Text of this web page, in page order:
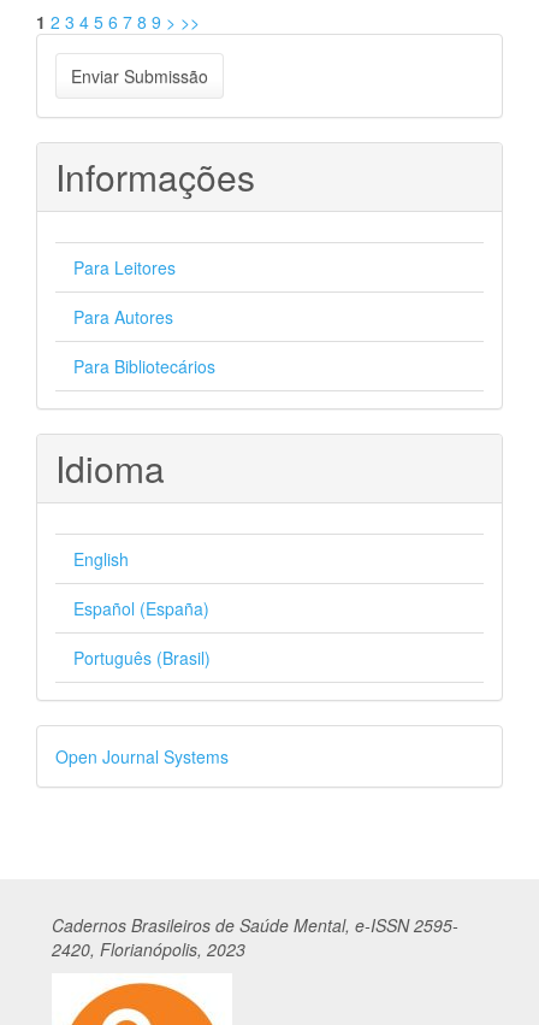
1 2 3 4 5 6 7 8 9 > >>
Enviar
Submissão
Enviar Submissão
Informações
Para Leitores
Para Autores
Para Bibliotecários
Idioma
English
Español (España)
Português (Brasil)
Desenvolvido
por
Open Journal Systems
Cadernos Brasileiros de Saúde Mental, e-ISSN 2595-
2420, Florianópolis, 2023